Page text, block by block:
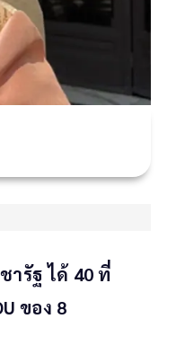
ารัฐ ได้ 40 ที่
ของ 8